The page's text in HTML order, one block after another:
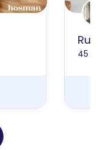
Rue
45 m²